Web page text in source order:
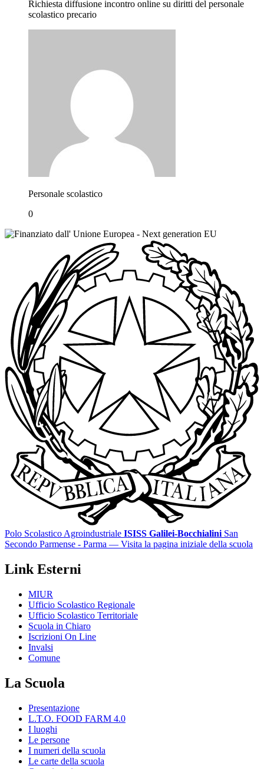
Richiesta diffusione incontro online su diritti del personale
scolastico precario
Personale scolastico
0
Polo Scolastico Agroindustriale ISISS Galilei-Bocchialini San
Secondo Parmense - Parma — Visita la pagina iniziale della scuola
Link Esterni
MIUR
Ufficio Scolastico Regionale
Ufficio Scolastico Territoriale
Scuola in Chiaro
Iscrizioni On Line
Invalsi
Comune
La Scuola
Presentazione
L.T.O. FOOD FARM 4.0
I luoghi
Le persone
I numeri della scuola
Le carte della scuola